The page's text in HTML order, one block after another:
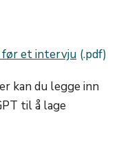
før et intervju
kan du legge inn
til å lage